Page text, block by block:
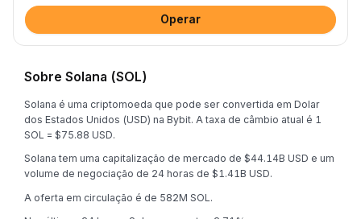
Operar
Sobre Solana (SOL)
Solana é uma criptomoeda que pode ser convertida em Dolar
dos Estados Unidos (USD) na Bybit. A taxa de câmbio atual é 1
SOL = $75.88 USD.
Solana tem uma capitalização de mercado de $44.14B USD e um
volume de negociação de 24 horas de $1.41B USD.
A oferta em circulação é de 582M SOL.